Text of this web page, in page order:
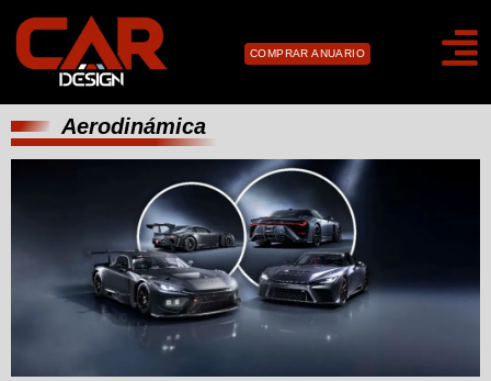
COMPRAR ANUARIO
Aerodinámica